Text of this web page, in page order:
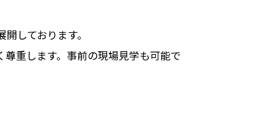
しております。
重します。事前の現場見学も可能で